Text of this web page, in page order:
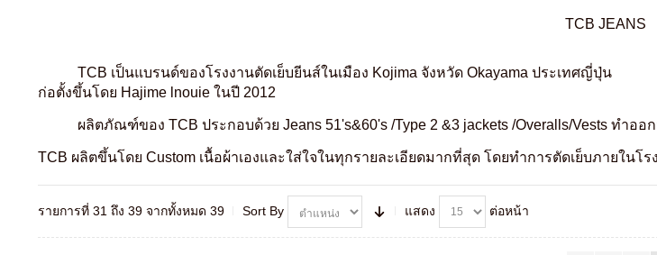
TCB JEANS
TCB เป็นแบรนด์ของโรงงานตัดเย็บยีนส์ในเมือง Kojima จังหวัด Okayama ประเทศญี่ปุ่น
ก่อตั้งขึ้นโดย Hajime lnouie ในปี 2012
ผลิตภัณฑ์ของ TCB ประกอบด้วย Jeans 51's&60's /Type 2 &3 jackets /Overalls/Vests ทำออก
TCB ผลิตขึ้นโดย Custom เนื้อผ้าเองและใส่ใจในทุกรายละเอียดมากที่สุด โดยทำการตัดเย็บภายใน
รายการที่ 31 ถึง 39 จากทั้งหมด 39 Sort By แสดง ต่อหน้า